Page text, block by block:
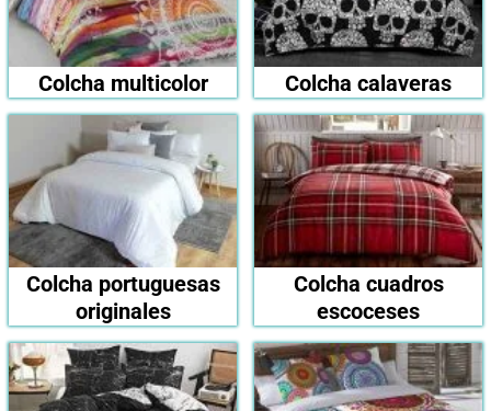
Colcha multicolor Colcha calaveras
Colcha portuguesas
originales
Colcha cuadros
escoceses